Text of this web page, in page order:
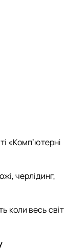
«Компʼютерні
черлідинг,
коли весь світ